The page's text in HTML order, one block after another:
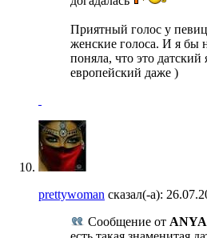
Приятный голос у
женские голоса. И я бы
поняла, что это
европейский даже )
prettywoman сказал(-а):
Сообщение от ANYA